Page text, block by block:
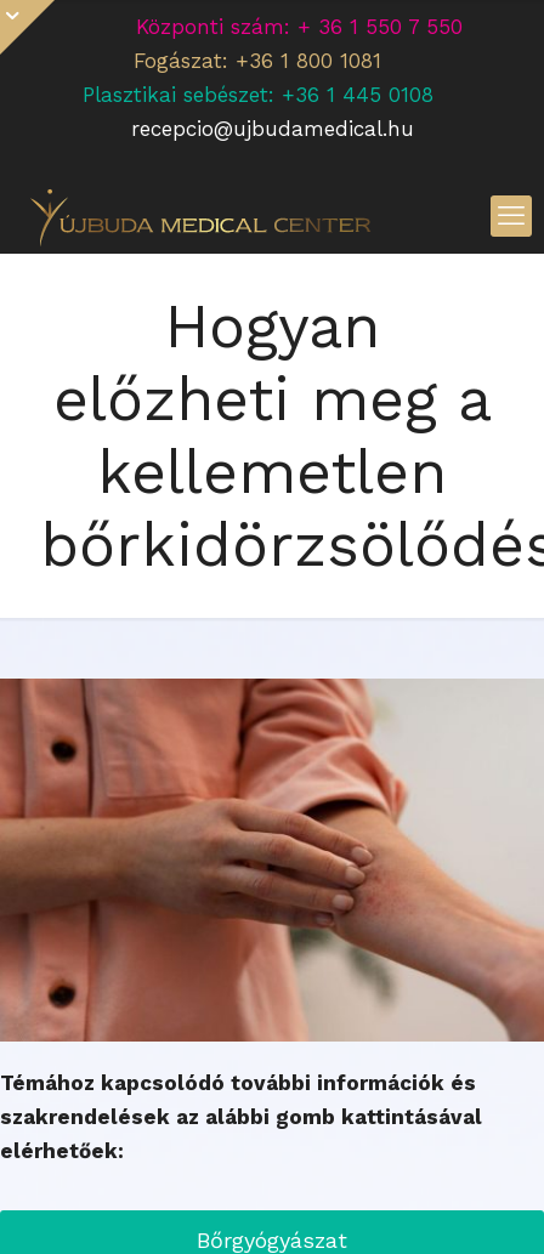
Központi szám: + 36 1 550 7 550
Fogászat: +36 1 800 1081
Plasztikai sebészet: +36 1 445 0108
recepcio@ujbudamedical.hu
Hogyan
előzheti meg a
kellemetlen
Témához kapcsolódó további információk és
szakrendelések az alábbi gomb kattintásával
elérhetőek:
Bőrgyógyászat